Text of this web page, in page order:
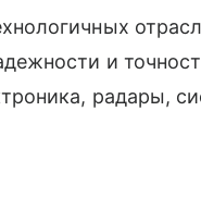
и
радары,